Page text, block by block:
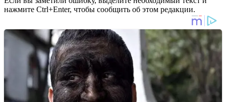
нажмите Ctrl+Enter, чтобы сообщить об этом редакции.